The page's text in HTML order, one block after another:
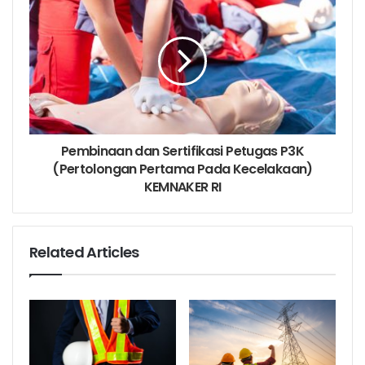
Memadamkan kebakaran tingkat awal
WHO SHOULD ATTEND
Personnel who designated as team leader/floor
warden that responsible for fire fightingin each unit
of workplace
OUTLINE
Government Regulation
Theory and Anatomy of Fire
Passive Fire Protection System
Basic Fire Safety Management
Basic Fire Emergency Procedure
Pembinaan dan Sertifikasi Petugas P3K
(Pertolongan Pertama Pada Kecelakaan)
KEMNAKER RI
Related Articles